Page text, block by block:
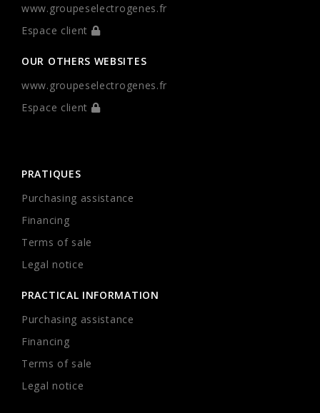
www.groupeselectrogenes.fr
Espace client
OUR OTHERS WEBSITES
www.groupeselectrogenes.fr
Espace client
PRATIQUES
Purchasing assistance
Financing
Terms of sale
Legal notice
PRACTICAL INFORMATION
Purchasing assistance
Financing
Terms of sale
Legal notice